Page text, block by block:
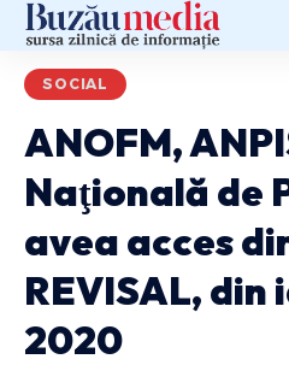
SOCIAL
ANOFM,
Naţională de
avea acces
REVISAL, din
2020